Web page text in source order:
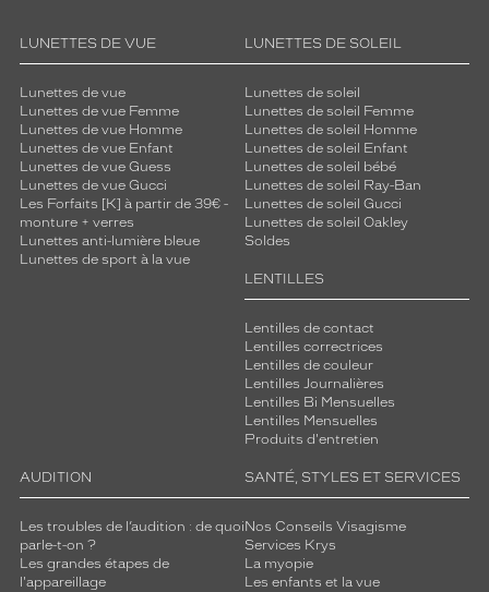
LUNETTES DE VUE
Lunettes de vue
Lunettes de vue Femme
Lunettes de vue Homme
Lunettes de vue Enfant
Lunettes de vue Guess
Lunettes de vue Gucci
Les Forfaits [K] à partir de 39€ -
monture + verres
Lunettes anti-lumière bleue
Lunettes de sport à la vue
LUNETTES DE SOLEIL
Lunettes de soleil
Lunettes de soleil Femme
Lunettes de soleil Homme
Lunettes de soleil Enfant
Lunettes de soleil bébé
Lunettes de soleil Ray-Ban
Lunettes de soleil Gucci
Lunettes de soleil Oakley
Soldes
LENTILLES
Lentilles de contact
Lentilles correctrices
Lentilles de couleur
Lentilles Journalières
Lentilles Bi Mensuelles
Lentilles Mensuelles
Produits d'entretien
AUDITION
Les troubles de l’audition : de quoi
parle-t-on ?
Les grandes étapes de
l'appareillage
SANTÉ, STYLES ET SERVICES
Nos Conseils Visagisme
Services Krys
La myopie
Les enfants et la vue